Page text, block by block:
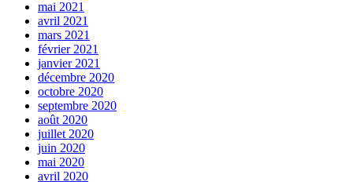
mai 2021
avril 2021
mars 2021
février 2021
janvier 2021
décembre 2020
octobre 2020
septembre 2020
août 2020
juillet 2020
juin 2020
mai 2020
avril 2020